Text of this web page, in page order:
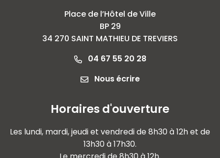
Place de l’Hôtel de Ville
BP 29
34 270 SAINT MATHIEU DE TREVIERS
04 67 55 20 28
Nous écrire
Horaires d'ouverture
Les lundi, mardi, jeudi et vendredi de 8h30 à 12h et de
13h30 à 17h30.